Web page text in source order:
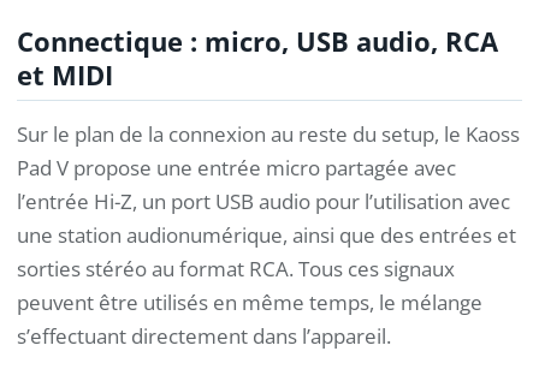
Connectique : micro, USB audio, RCA
et MIDI
Sur le plan de la connexion au reste du setup, le Kaoss
Pad V propose une entrée micro partagée avec
l’entrée Hi-Z, un port USB audio pour l’utilisation avec
une station audionumérique, ainsi que des entrées et
sorties stéréo au format RCA. Tous ces signaux
peuvent être utilisés en même temps, le mélange
s’effectuant directement dans l’appareil.